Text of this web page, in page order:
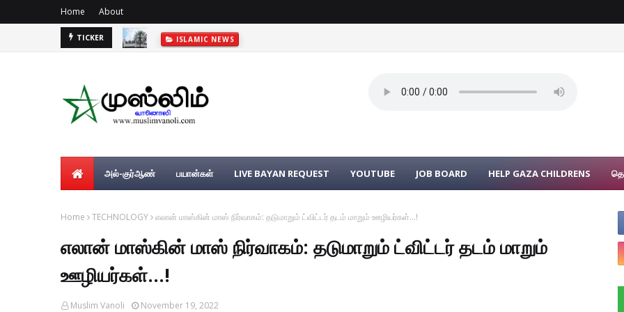
Home About
TICKER ISLAMIC NEWS
அல்-குர்ஆண் பயான்கள் LIVE BAYAN REQUEST YOUTUBE JOB BOARD HELP GAZA CHILDRENS
Home TECHNOLOGY எலான் மாஸ்கின் மாஸ் நிர்வாகம்: தடுமாறும் ட்விட்டர் தடம் மாறும் ஊழியர்கள்...!
எலான் மாஸ்கின் மாஸ் நிர்வாகம்: தடுமாறும் ட்விட்டர் தடம் மாறும்
ஊழியர்கள்...!
Muslim Vanoli November 19, 2022